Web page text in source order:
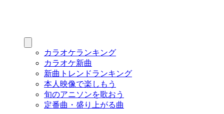
カラオケランキング
カラオケ新曲
新曲トレンドランキング
本人映像で楽しもう
旬のアニソンを歌おう
定番曲・盛り上がる曲